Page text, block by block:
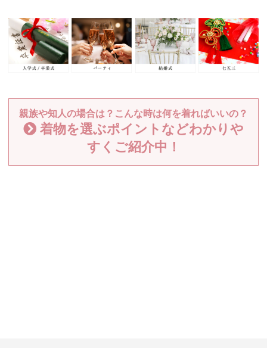
親族や知人の場合は？こんな時は何を着ればいいの？
着物を選ぶポイントなどわかりや
すくご紹介中！